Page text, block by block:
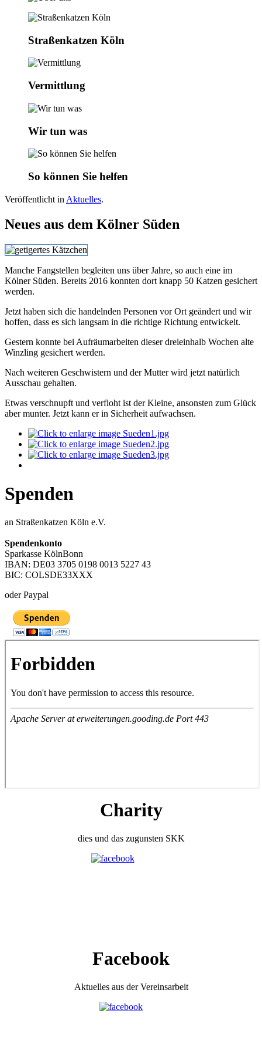
Straßenkatzen Köln
Vermittlung
Wir tun was
So können Sie helfen
Veröffentlicht in Aktuelles.
Neues aus dem Kölner Süden
Manche Fangstellen begleiten uns über Jahre, so auch eine im
Kölner Süden. Bereits 2016 konnten dort knapp 50 Katzen gesichert
werden.
Jetzt haben sich die handelnden Personen vor Ort geändert und wir
hoffen, dass es sich langsam in die richtige Richtung entwickelt.
Gestern konnte bei Aufräumarbeiten dieser dreieinhalb Wochen alte
Winzling gesichert werden.
Nach weiteren Geschwistern und der Mutter wird jetzt natürlich
Ausschau gehalten.
Etwas verschnupft und verfloht ist der Kleine, ansonsten zum Glück
aber munter. Jetzt kann er in Sicherheit aufwachsen.
Spenden
an Straßenkatzen Köln e.V.
Spendenkonto
Sparkasse KölnBonn
IBAN: DE03 3705 0198 0013 5227 43
BIC: COLSDE33XXX
oder Paypal
Charity
dies und das zugunsten SKK
Facebook
Aktuelles aus der Vereinsarbeit